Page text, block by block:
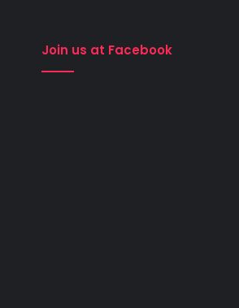
Join us at Facebook